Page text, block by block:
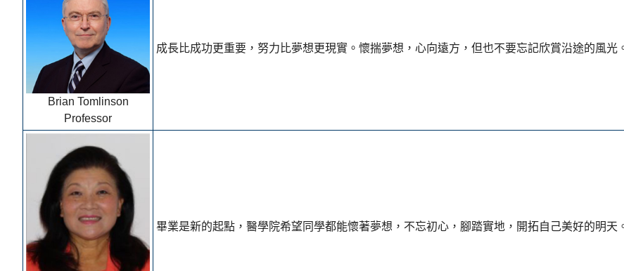
Brian Tomlinson
Professor
成長比成功更重要，努力比夢想更現實。懷揣夢想，心向遠方，但也不要忘記欣賞沿途的風光
畢業是新的起點，醫學院希望同學都能懷著夢想，不忘初心，腳踏實地，開拓自己美好的明天